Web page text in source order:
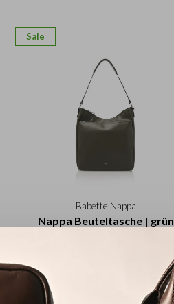
Sale
Babette Nappa
Nappa Beuteltasche | grün